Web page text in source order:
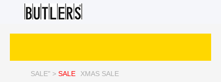
SALE" > SALE XMAS SALE